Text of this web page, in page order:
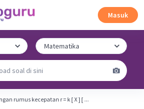
Masuk
rumus kecepatan r = k [ X ] [ ...